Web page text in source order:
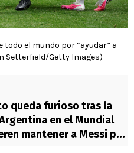
todo el mundo por “ayudar” a
Setterfield/Getty Images)
queda furioso tras la
en el Mundial
mantener a Messi por